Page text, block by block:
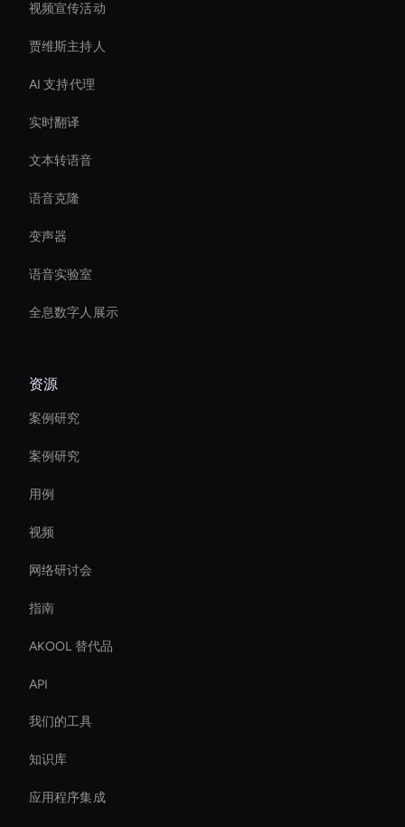
视频宣传活动
贾维斯主持人
AI 支持代理
实时翻译
文本转语音
语音克隆
变声器
语音实验室
全息数字人展示
资源
案例研究
案例研究
用例
视频
网络研讨会
指南
AKOOL 替代品
API
我们的工具
知识库
应用程序集成